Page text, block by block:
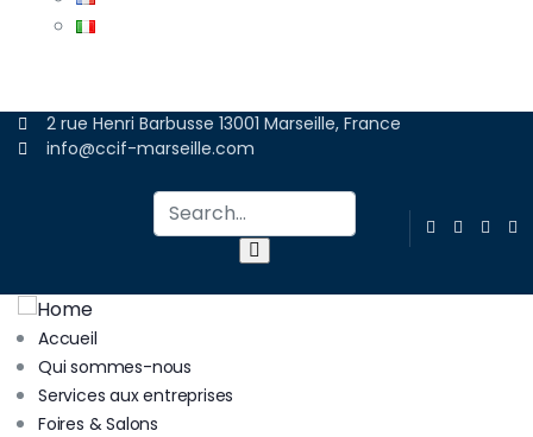
2 rue Henri Barbusse 13001 Marseille, France
info@ccif-marseille.com
Accueil
Qui sommes-nous
Services aux entreprises
Foires & Salons